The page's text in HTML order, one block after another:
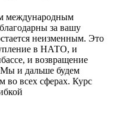
международным
за вашу
неизменным. Это
в НАТО, и
и возвращение
и дальше будем
во всех сферах. Курс